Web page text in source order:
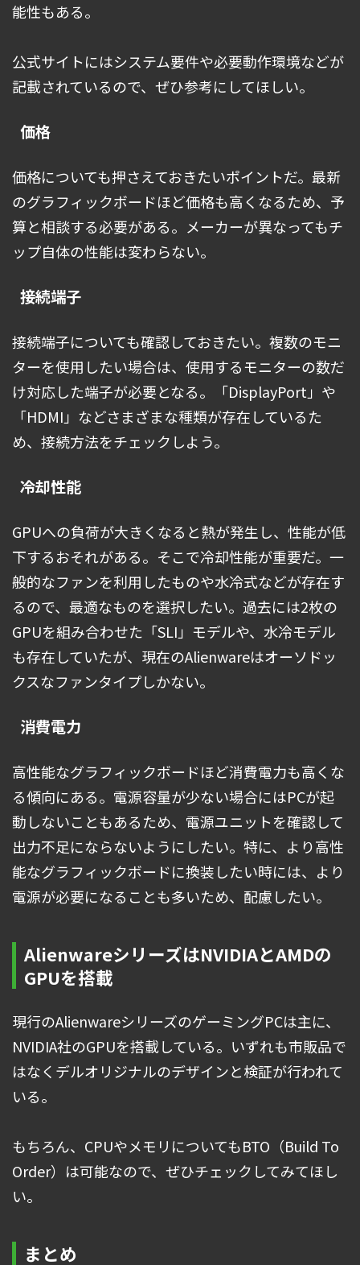
能性もある。
公式サイトにはシステム要件や必要動作環境などが
記載されているので、ぜひ参考にしてほしい。
価格
価格についても押さえておきたいポイントだ。最新
のグラフィックボードほど価格も高くなるため、予
算と相談する必要がある。メーカーが異なってもチ
ップ自体の性能は変わらない。
接続端子
接続端子についても確認しておきたい。複数のモニ
ターを使用したい場合は、使用するモニターの数だ
け対応した端子が必要となる。「DisplayPort」や
「HDMI」などさまざまな種類が存在しているた
め、接続方法をチェックしよう。
冷却性能
GPUへの負荷が大きくなると熱が発生し、性能が低
下するおそれがある。そこで冷却性能が重要だ。一
般的なファンを利用したものや水冷式などが存在す
るので、最適なものを選択したい。過去には2枚の
GPUを組み合わせた「SLI」モデルや、水冷モデル
も存在していたが、現在のAlienwareはオーソドッ
クスなファンタイプしかない。
消費電力
高性能なグラフィックボードほど消費電力も高くな
る傾向にある。電源容量が少ない場合にはPCが起
動しないこともあるため、電源ユニットを確認して
出力不足にならないようにしたい。特に、より高性
能なグラフィックボードに換装したい時には、より
電源が必要になることも多いため、配慮したい。
AlienwareシリーズはNVIDIAとAMDの
GPUを搭載
現行のAlienwareシリーズのゲーミングPCは主に、
NVIDIA社のGPUを搭載している。いずれも市販品で
はなくデルオリジナルのデザインと検証が行われて
いる。
もちろん、CPUやメモリについてもBTO（Build To
Order）は可能なので、ぜひチェックしてみてほし
い。
まとめ